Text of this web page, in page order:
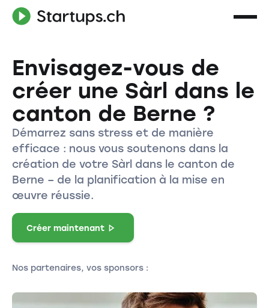
Envisagez-vous de
créer une Sàrl dans le
canton de Berne ?
Démarrez sans stress et de manière
efficace : nous vous soutenons dans la
création de votre Sàrl dans le canton de
Berne – de la planification à la mise en
œuvre réussie.
Créer maintenant
Nos partenaires, vos sponsors :